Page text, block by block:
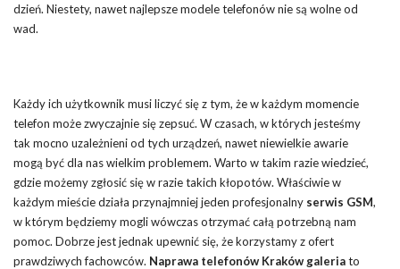
dzień. Niestety, nawet najlepsze modele telefonów nie są wolne od
wad.
Każdy ich użytkownik musi liczyć się z tym, że w każdym momencie
telefon może zwyczajnie się zepsuć. W czasach, w których jesteśmy
tak mocno uzależnieni od tych urządzeń, nawet niewielkie awarie
mogą być dla nas wielkim problemem. Warto w takim razie wiedzieć,
gdzie możemy zgłosić się w razie takich kłopotów. Właściwie w
każdym mieście działa przynajmniej jeden profesjonalny serwis GSM,
w którym będziemy mogli wówczas otrzymać całą potrzebną nam
pomoc. Dobrze jest jednak upewnić się, że korzystamy z ofert
prawdziwych fachowców. Naprawa telefonów Kraków galeriato